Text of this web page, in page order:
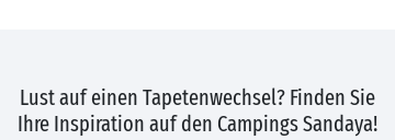
Lust auf einen Tapetenwechsel? Finden Sie
Ihre Inspiration auf den Campings Sandaya!